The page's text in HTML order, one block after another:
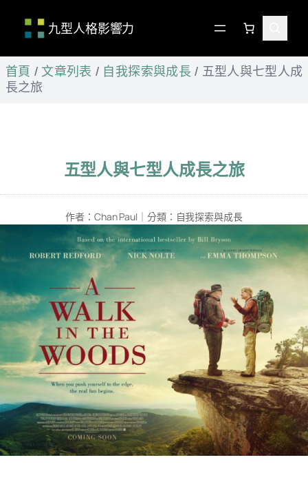
跳
至
主
九型人格影響力
首頁 / 文章列表 / 自我探索與成長 / 五型人與七型人成
長之旅
五型人與七型人成長之旅
作者： Chan Paul ｜ 分類： 自我探索與成長